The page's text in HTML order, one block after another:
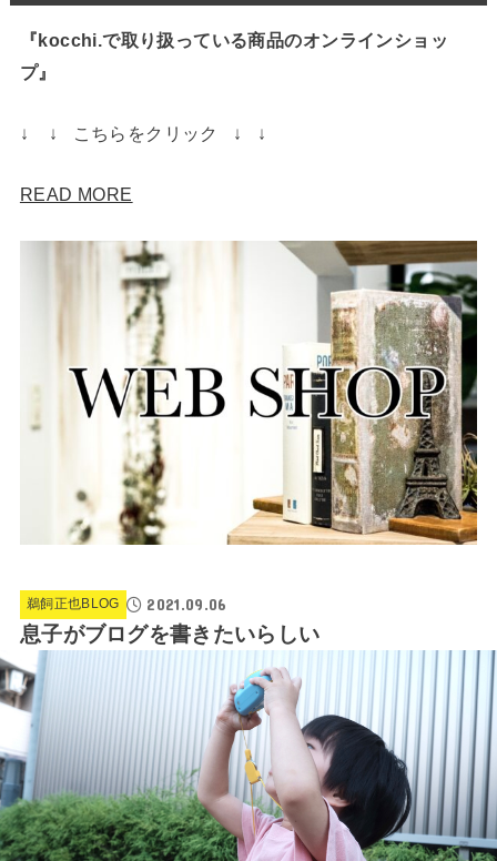
『kocchi.で取り扱っている商品のオンラインショッ
プ』
↓ ↓ こちらをクリック ↓ ↓
READ MORE
鵜飼正也BLOG 2021.09.06
息子がブログを書きたいらしい